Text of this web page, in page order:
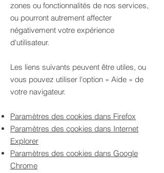
zones ou fonctionnalités de nos services,
ou pourront autrement affecter
négativement votre expérience
d'utilisateur.
Les liens suivants peuvent être utiles, ou
vous pouvez utiliser l'option « Aide » de
votre navigateur.
Paramètres des cookies dans Firefox
Paramètres des cookies dans Internet
Explorer
Paramètres des cookies dans Google
Chrome